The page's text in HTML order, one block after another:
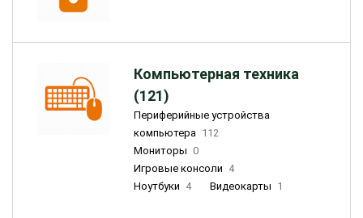
Компьютерная техника
(121)
Периферийные устройства
компьютера 112
Мониторы 0
Игровые консоли 4
Ноутбуки 4 Видеокарты 1